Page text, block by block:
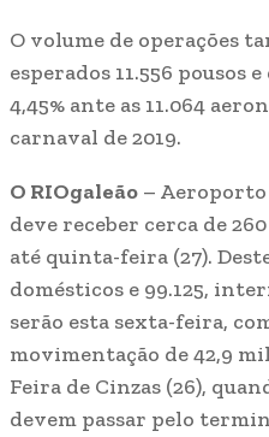
O volume de operações
esperados 11.556 pousos
4,45% ante as 11.064
carnaval de 2019.
O RIOgaleão –
deve receber cerca de
até quinta-feira (27).
domésticos e 99.125,
serão esta sexta-feira,
movimentação de 42,9
Feira de Cinzas (26),
devem passar pelo